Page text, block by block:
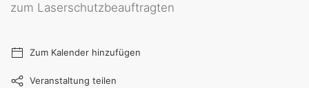
zum Laserschutzbeauftragten
Zum Kalender hinzufügen
Veranstaltung teilen